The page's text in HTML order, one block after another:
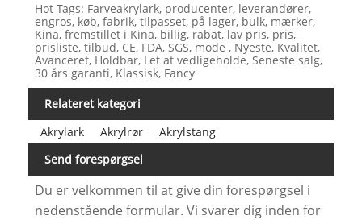
Hot Tags: Farveakrylark, producenter, leverandører,
engros, køb, fabrik, tilpasset, på lager, bulk, mærker,
Kina, fremstillet i Kina, billig, rabat, lav pris, pris,
prisliste, tilbud, CE, FDA, SGS, mode , Nyeste, Kvalitet,
Avanceret, Holdbar, Let at vedligeholde, Seneste salg,
30 års garanti, Klassisk, Fancy
Relateret kategori
Akrylark
Akrylrør
Akrylstang
Send forespørgsel
Du er velkommen til at give din forespørgsel i
nedenstående formular. Vi svarer dig inden for